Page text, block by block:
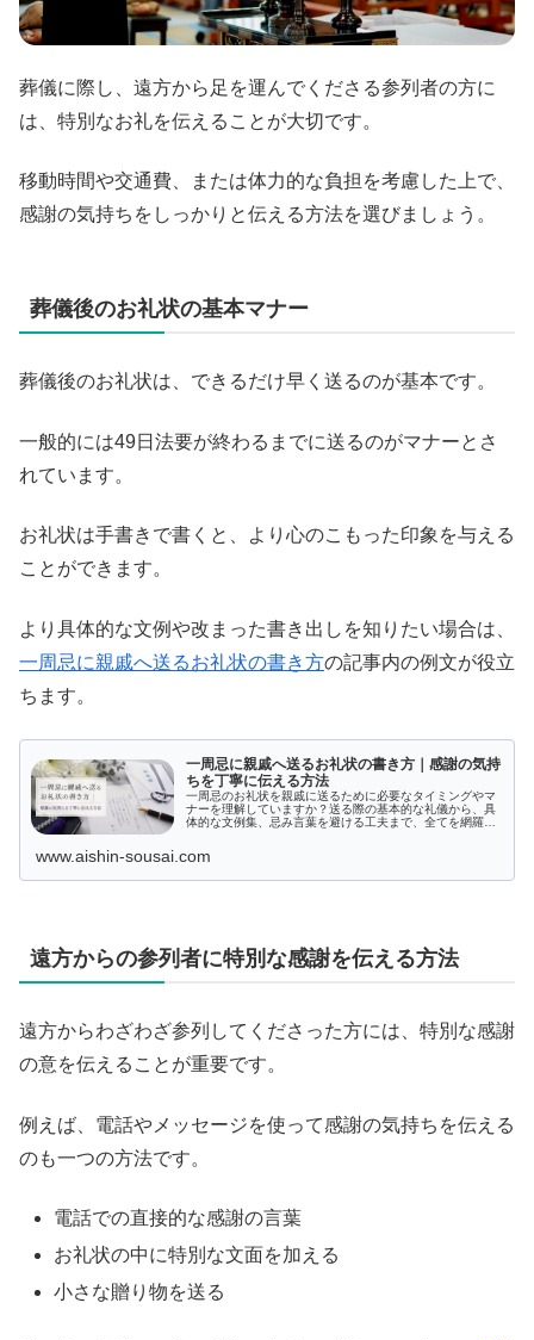
葬儀に際し、遠方から足を運んでくださる参列者の方に
は、特別なお礼を伝えることが大切です。
移動時間や交通費、または体力的な負担を考慮した上で、
感謝の気持ちをしっかりと伝える方法を選びましょう。
葬儀後のお礼状の基本マナー
葬儀後のお礼状は、できるだけ早く送るのが基本です。
一般的には49日法要が終わるまでに送るのがマナーとさ
れています。
お礼状は手書きで書くと、より心のこもった印象を与える
ことができます。
より具体的な文例や改まった書き出しを知りたい場合は、
一周忌に親戚へ送るお礼状の書き方の記事内の例文が役立
ちます。
一周忌に親戚へ送るお礼状の書き方｜感謝の気持
ちを丁寧に伝える方法
一周忌のお礼状を親戚に送るために必要なタイミングやマ
ナーを理解していますか？送る際の基本的な礼儀から、具
体的な文例集、忌み言葉を避ける工夫まで、全てを網羅し
く解説。親戚との大切な関係を築くために役立つ情報が満
www.aishin-sousai.com
遠方からの参列者に特別な感謝を伝える方法
遠方からわざわざ参列してくださった方には、特別な感謝
の意を伝えることが重要です。
例えば、電話やメッセージを使って感謝の気持ちを伝える
のも一つの方法です。
電話での直接的な感謝の言葉
お礼状の中に特別な文面を加える
小さな贈り物を送る